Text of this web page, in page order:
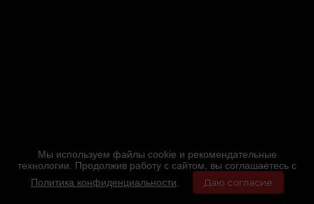
Мы используем файлы cookie и рекомендательные
технологии. Продолжив работу с сайтом, вы соглашаетесь с
Политика конфиденциальности
Даю согласие